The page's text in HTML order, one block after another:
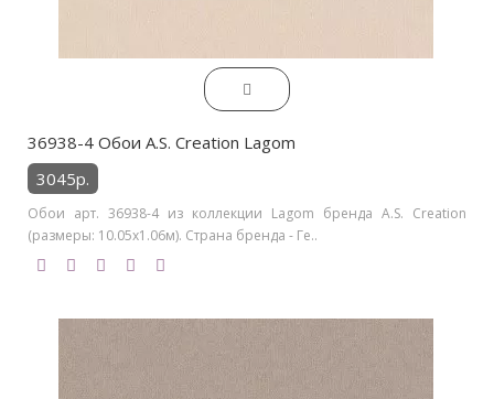
36938-4 Обои A.S. Creation Lagom
3045р.
Обои арт. 36938-4 из коллекции Lagom бренда A.S. Creation
(размеры: 10.05х1.06м). Страна бренда - Ге..